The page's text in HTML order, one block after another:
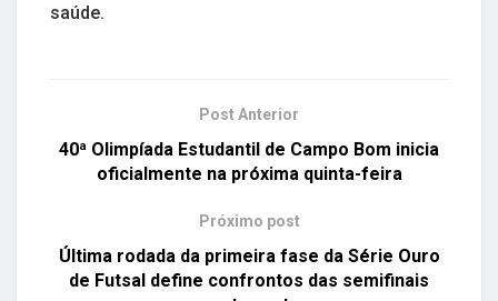
saúde.
Post Anterior
40ª Olimpíada Estudantil de Campo Bom inicia
oficialmente na próxima quinta-feira
Próximo post
Última rodada da primeira fase da Série Ouro
de Futsal define confrontos das semifinais